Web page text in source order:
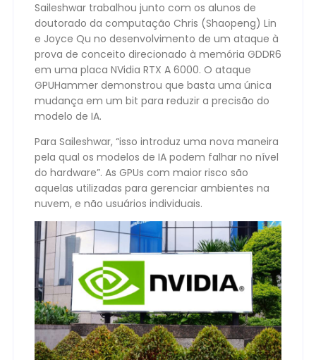
Saileshwar trabalhou junto com os alunos de
doutorado da computação Chris (Shaopeng) Lin
e Joyce Qu no desenvolvimento de um ataque à
prova de conceito direcionado à memória GDDR6
em uma placa NVidia RTX A 6000. O ataque
GPUHammer demonstrou que basta uma única
mudança em um bit para reduzir a precisão do
modelo de IA.
Para Saileshwar, “isso introduz uma nova maneira
pela qual os modelos de IA podem falhar no nível
do hardware”. As GPUs com maior risco são
aquelas utilizadas para gerenciar ambientes na
nuvem, e não usuários individuais.